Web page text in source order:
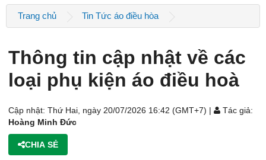
Trang chủ Tin Tức áo điều hòa
Thông tin cập nhật về các
loại phụ kiện áo điều hoà
Cập nhật: Thứ Hai, ngày 20/07/2026 16:42 (GMT+7) |
Tác giả:
Hoàng Minh Đức
CHIA SẺ